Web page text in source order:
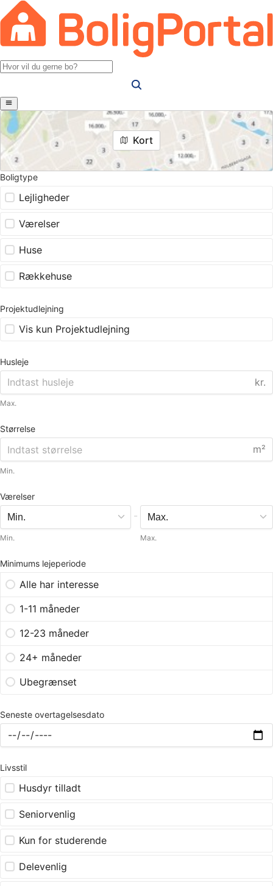
Kort
Boligtype
Lejligheder
Værelser
Huse
Rækkehuse
Projektudlejning
Vis kun Projektudlejning
Husleje
kr.
Max.
Størrelse
m²
Min.
Værelser
Min.
-
Max.
Minimums lejeperiode
Alle har interesse
1-11 måneder
12-23 måneder
24+ måneder
Ubegrænset
Seneste overtagelsesdato
Livsstil
Husdyr tilladt
Seniorvenlig
Kun for studerende
Delevenlig